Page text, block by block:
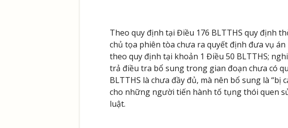
Theo quy định tại Điều 176 BLTTHS quy định
chủ tọa phiên tòa chưa ra quyết định đưa vụ
theo quy định tại khoản 1 Điều 50 BLTTHS;
trả điều tra bổ sung trong gian đoạn chưa có
BLTTHS là chưa đầy đủ, mà nên bổ sung là “bị
cho những người tiến hành tố tụng thói quen
luật.